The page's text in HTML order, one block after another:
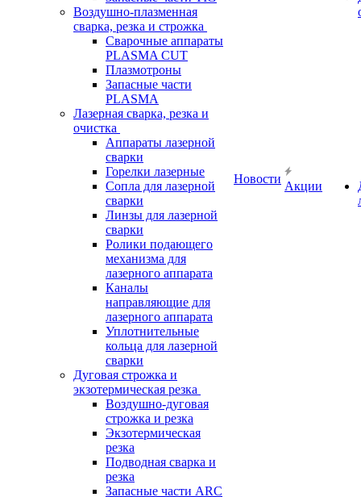
Воздушно-плазменная
сварка, резка и строжка
Сварочные аппараты
PLASMA CUT
Плазмотроны
Запасные части
PLASMA
Лазерная сварка, резка и
очистка
Аппараты лазерной
сварки
Горелки лазерные
Сопла для лазерной
сварки
Линзы для лазерной
сварки
Ролики подающего
механизма для
лазерного аппарата
Каналы
направляющие для
лазерного аппарата
Уплотнительные
кольца для лазерной
сварки
Дуговая строжка и
экзотермическая резка
Воздушно-дуговая
строжка и резка
Экзотермическая
резка
Подводная сварка и
резка
Запасные части ARC
Новости
Акции